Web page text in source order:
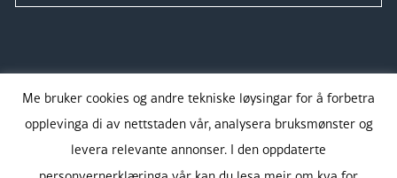
Me bruker cookies og andre tekniske løysingar for å forbetra
opplevinga di av nettstaden vår, analysera bruksmønster og
levera relevante annonser. I den oppdaterte